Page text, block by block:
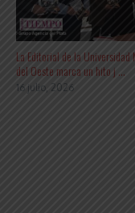
La Editorial de la Universidad
del Oeste marca un hito j ...
16 julio, 2026